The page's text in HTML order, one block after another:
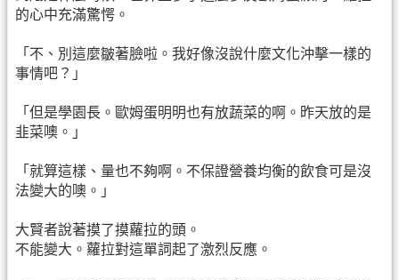
的心中充滿驚愕。
「不、別這麼皺著臉啦。我好像沒說什麼文化沖擊一樣的
事情吧？」
「但是學園長。歐姆蛋明明也有放蔬菜的啊。昨天放的是
韭菜噢。」
「就算這樣、量也不夠啊。不保證營養均衡的飲食可是沒
法變大的噢。」
大賢者說著摸了摸蘿拉的頭。
不能變大。蘿拉對這單詞起了激烈反應。